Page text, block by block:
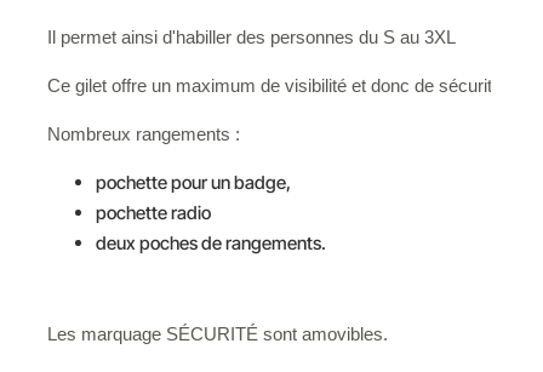
Il permet ainsi d'habiller des personnes du S au 3XL
Ce gilet offre un maximum de visibilité et donc de sécurité.
Nombreux rangements :
pochette pour un badge,
pochette radio
deux poches de rangements.
Les marquage SÉCURITÉ sont amovibles.